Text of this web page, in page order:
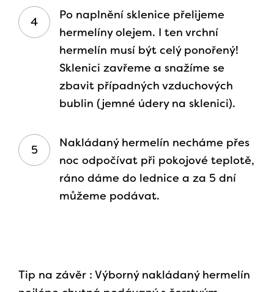
Po naplnění sklenice přelijeme
hermelíny olejem. I ten vrchní
hermelín musí být celý ponořený!
Sklenici zavřeme a snažíme se
zbavit případných vzduchových
bublin (jemné údery na sklenici).
Nakládaný hermelín necháme přes
noc odpočívat při pokojové teplotě,
ráno dáme do lednice a za 5 dní
můžeme podávat.
Tip na závěr : Výborný nakládaný hermelín